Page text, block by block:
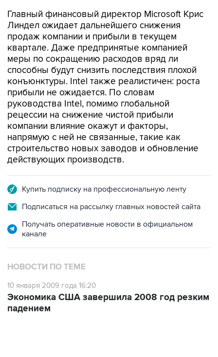
Главный финансовый директор Microsoft Крис
Линдел ожидает дальнейшего снижения
продаж компании и прибыли в текущем
квартале. Даже предпринятые компанией
меры по сокращению расходов вряд ли
способны будут снизить последствия плохой
конъюнктуры. Intel также реалистичен: роста
прибыли не ожидается. По словам
руководства Intel, помимо глобальной
рецессии на снижение чистой прибыли
компании влияние окажут и факторы,
напрямую с ней не связанные, такие как
строительство новых заводов и обновление
действующих производств.
Купить подписку на профессиональную ленту
Подписаться на рассылку главных новостей сайта
Получать оперативные новости в официальном
канале
НОВОСТИ ПО ТЕМЕ
10 января 2009 года 16:20
Экономика США завершила 2008 год резким
падением